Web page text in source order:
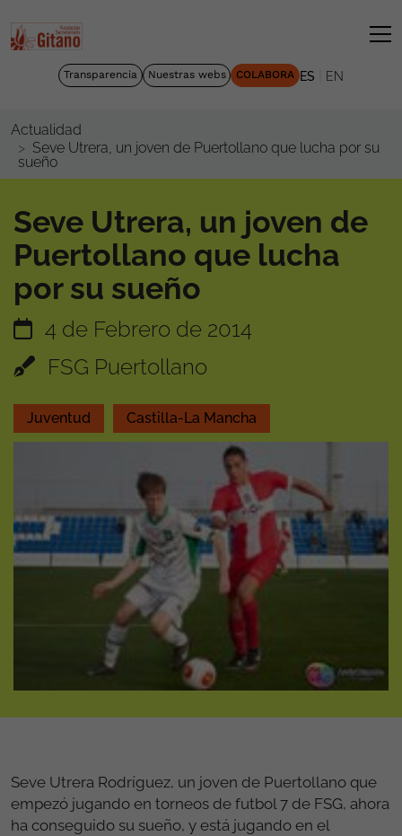
Transparencia Nuestras webs COLABORA ES EN
Actualidad
Seve Utrera, un joven de Puertollano que lucha por su
sueño
Seve Utrera, un joven de
Puertollano que lucha
por su sueño
4 de Febrero de 2014
FSG Puertollano
Juventud Castilla-La Mancha
Seve Utrera Rodríguez, un joven de Puertollano que
empezó jugando en torneos de futbol 7 de FSG, ahora
ha conseguido su sueño, y está jugando en el